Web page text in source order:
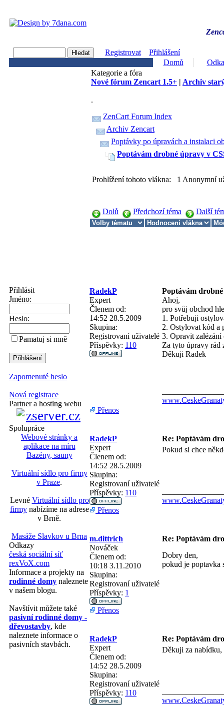
Registrovat
Přihlášení
Domů
Přihlásit
Jméno:
Heslo:
Pamatuj si mně
Zapomenuté heslo
Nová registrace
Partner a hosting webu
Spolupráce
Webové stránky a
aplikace na míru
Bazény, sauny
Virtuální sídlo pro firmy
v Praze.
Levné Virtuální sídlo pro
firmynabízíme na adrese
v Brně.
Masáže Slavkov u Brna
Odkazy
česká sociální síť
rexVoX.com
Informace a projekty na
rodinné domy naleznete
v našem blogu.
Navštívit můžete také
pasivní rodinné domy -
dřevostavby, kde
naleznete informace o
pasivních stavbách.
Kategorie a fóra
Nové fórum Zencart 1.5+ | Archiv
.
ZenCart Forum Index
Archiv Zencart
Poptávky po úpravách a instalaci
Poptávám drobné úpravy v
Prohlížení tohoto vlákna: 1 Anonymní
Dolů Předchozí téma Další
RadekP
Poptávám
Expert
Členem od:
14:52 28.5.2009
Skupina:
Registrovaní uživatelé
Příspěvky: 110
Ahoj,
pro svůj obchod
1. Potřebuji
2. Ostylovat kód a
3. Opravit
Za tyto úpravy rád
Děkuji Radek
Přenos
RadekP
Re: Poptávám
Expert
Členem od:
14:52 28.5.2009
Skupina:
Registrovaní uživatelé
Příspěvky: 110
Pokud si chce
Přenos
m.dittrich
Re: Poptávám
Nováček
Členem od:
10:18 3.11.2010
Skupina:
Registrovaní uživatelé
Příspěvky: 1
Dobry den,
pokud je poptavka
Přenos
RadekP
Re: Poptávám
Expert
Členem od:
14:52 28.5.2009
Skupina:
Registrovaní uživatelé
Příspěvky: 110
Děkuji za nabídku,